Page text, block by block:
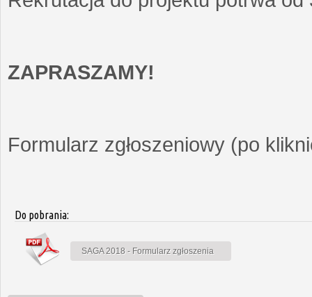
ZAPRASZAMY!
Formularz zgłoszeniowy (po
Do pobrania:
SAGA 2018 - Formularz zgłoszenia